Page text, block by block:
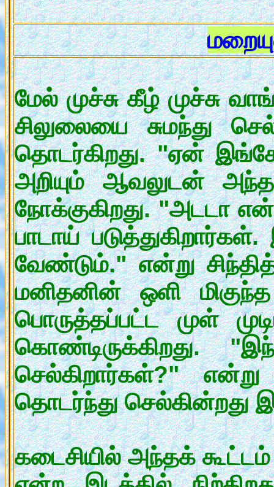
மேல் முச்சு கீழ் முச்சு
சிலுலையை சுமந்து
தொடர்கிறது. "ஏன்
அறியும் ஆவலுடன்
நோக்குகிறது. "அடடா
பாடாய்
வேண்டும்." என்று
மனிதனின் ஒளி
பொருத்தப்பட்ட முள்
கொண்டிருக்கிறது.
செல்கிறார்கள்?"
தொடர்ந்து செல்கின்றது
கடைசியில் அந்தக்